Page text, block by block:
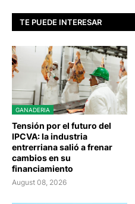
TE PUEDE INTERESAR
GANADERIA
Tensión por el futuro del
IPCVA: la industria
entrerriana salió a frenar
cambios en su
financiamiento
August 08, 2026